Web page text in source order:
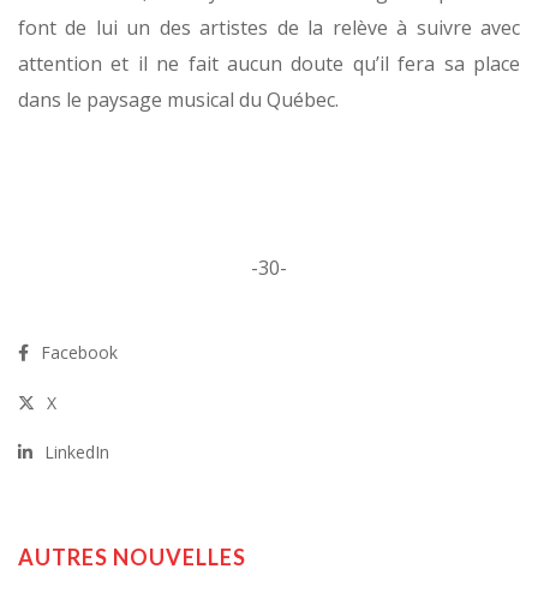
font de lui un des artistes de la relève à suivre avec
attention et il ne fait aucun doute qu’il fera sa place
dans le paysage musical du Québec.
-30-
Facebook
X
LinkedIn
AUTRES NOUVELLES